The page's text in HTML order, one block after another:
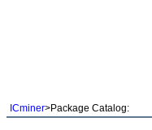
ICminer>Package Catalog: